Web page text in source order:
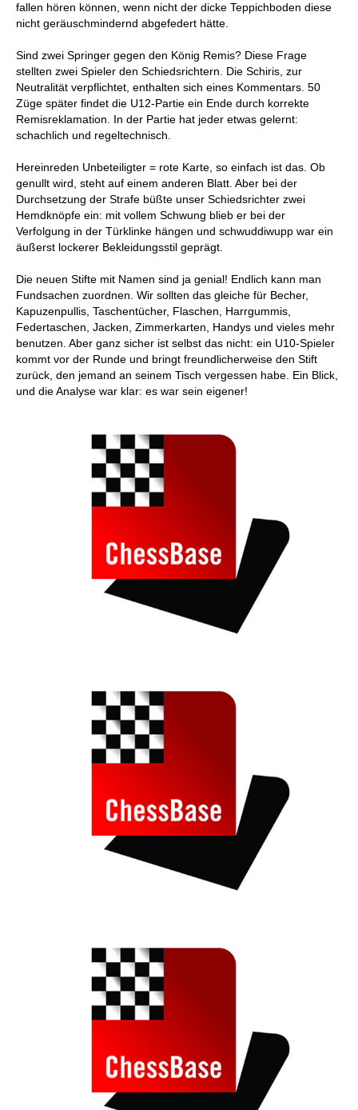
fallen hören können, wenn nicht der dicke Teppichboden diese
nicht geräuschmindernd abgefedert hätte.
Sind zwei Springer gegen den König Remis? Diese Frage
stellten zwei Spieler den Schiedsrichtern. Die Schiris, zur
Neutralität verpflichtet, enthalten sich eines Kommentars. 50
Züge später findet die U12-Partie ein Ende durch korrekte
Remisreklamation. In der Partie hat jeder etwas gelernt:
schachlich und regeltechnisch.
Hereinreden Unbeteiligter = rote Karte, so einfach ist das. Ob
genullt wird, steht auf einem anderen Blatt. Aber bei der
Durchsetzung der Strafe büßte unser Schiedsrichter zwei
Hemdknöpfe ein: mit vollem Schwung blieb er bei der
Verfolgung in der Türklinke hängen und schwuddiwupp war ein
äußerst lockerer Bekleidungsstil geprägt.
Die neuen Stifte mit Namen sind ja genial! Endlich kann man
Fundsachen zuordnen. Wir sollten das gleiche für Becher,
Kapuzenpullis, Taschentücher, Flaschen, Harrgummis,
Federtaschen, Jacken, Zimmerkarten, Handys und vieles mehr
benutzen. Aber ganz sicher ist selbst das nicht: ein U10-Spieler
kommt vor der Runde und bringt freundlicherweise den Stift
zurück, den jemand an seinem Tisch vergessen habe. Ein Blick,
und die Analyse war klar: es war sein eigener!